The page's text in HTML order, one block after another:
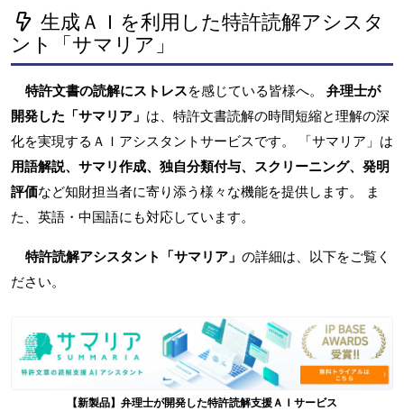
生成ＡＩを利用した特許読解アシスタ
ント「サマリア」
特許文書の読解にストレスを感じている皆様へ。 弁理士が
開発した「サマリア」 は、特許文書読解の時間短縮と理解の深
化を実現するＡＩアシスタントサービスです。 「サマリア」は
用語解説、サマリ作成、独自分類付与、スクリーニング、発明
評価など知財担当者に寄り添う様々な機能を提供します。 ま
た、英語・中国語にも対応しています。
特許読解アシスタント「サマリア」 の詳細は、以下をご覧く
ださい。
【新製品】弁理士が開発した特許読解支援ＡＩサービス